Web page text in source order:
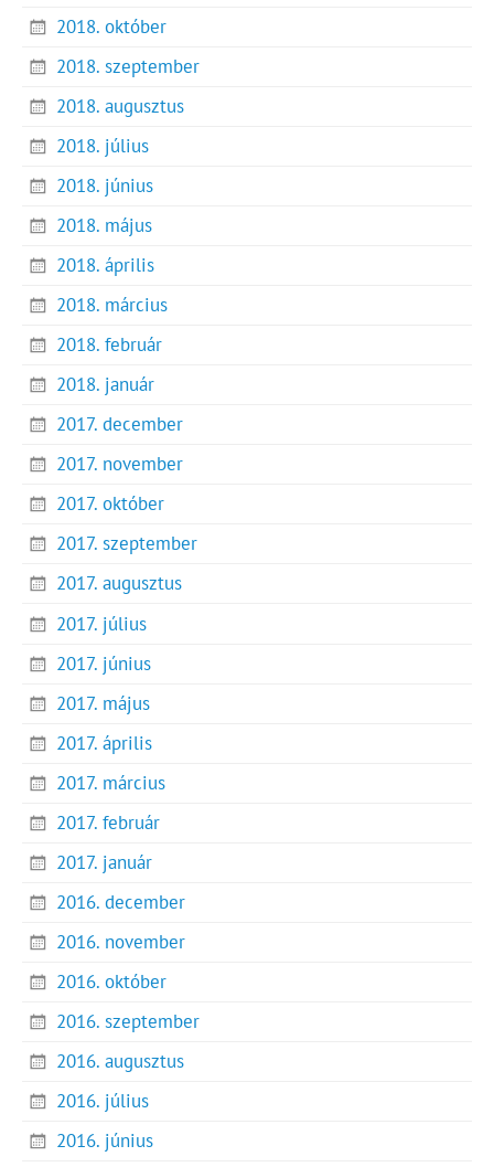
2018. október
2018. szeptember
2018. augusztus
2018. július
2018. június
2018. május
2018. április
2018. március
2018. február
2018. január
2017. december
2017. november
2017. október
2017. szeptember
2017. augusztus
2017. július
2017. június
2017. május
2017. április
2017. március
2017. február
2017. január
2016. december
2016. november
2016. október
2016. szeptember
2016. augusztus
2016. július
2016. június